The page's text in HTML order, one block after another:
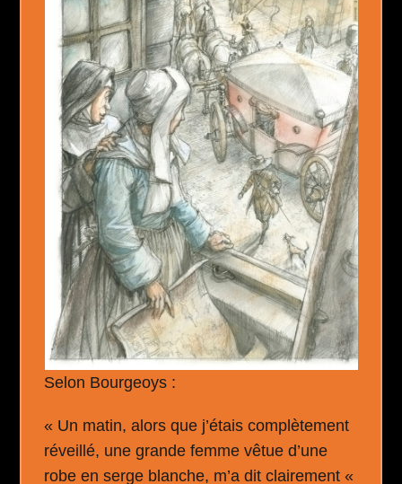
Selon Bourgeoys :
« Un matin, alors que j’étais complètement
réveillé, une grande femme vêtue d’une
robe en serge blanche, m’a dit clairement «